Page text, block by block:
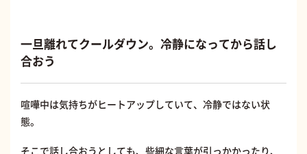
一旦離れてクールダウン。冷静になってから話し
合おう
喧嘩中は気持ちがヒートアップしていて、冷静ではない状
態。
そこで話し合おうとしても、些細な言葉が引っかかったり、